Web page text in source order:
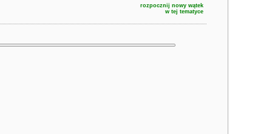
rozpocznij nowy wątek
w tej tematyce